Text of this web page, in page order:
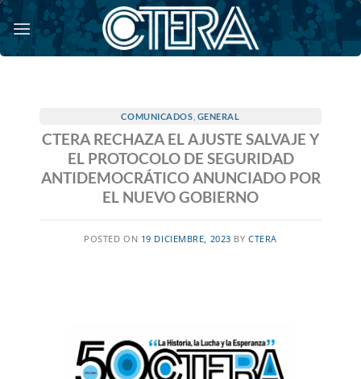
Saltar
al
contenido
COMUNICADOS GENERAL
CTERA RECHAZA EL AJUSTE SALVAJE Y
EL PROTOCOLO DE SEGURIDAD
ANTIDEMOCRÁTICO ANUNCIADO POR
EL NUEVO GOBIERNO
POSTED ON 19 DICIEMBRE, 2023 BYCTERA